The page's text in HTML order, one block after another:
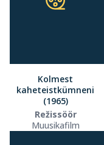
Kolmest
kaheteistkümneni
(1965)
Režissöör
Muusikafilm